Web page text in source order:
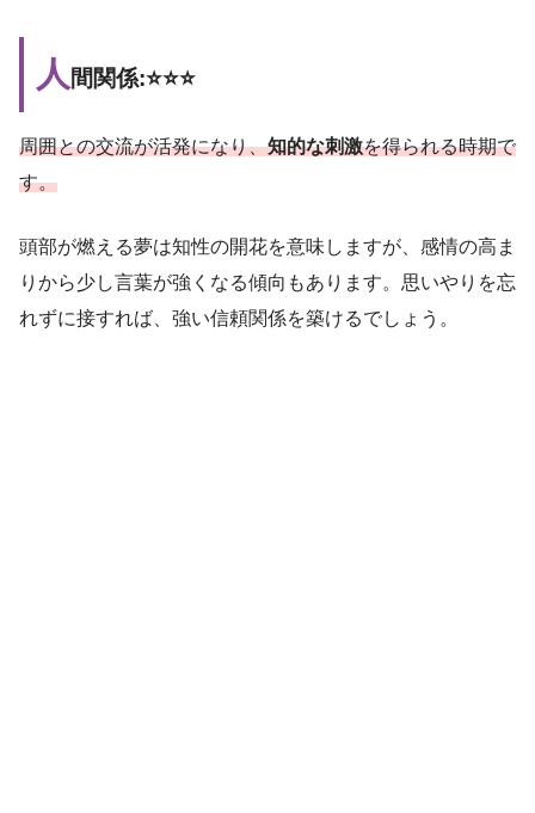
人 間関係:⭐️⭐️⭐️
周囲との交流が活発になり、知的な刺激を得られる時期で
す。
頭部が燃える夢は知性の開花を意味しますが、感情の高ま
りから少し言葉が強くなる傾向もあります。思いやりを忘
れずに接すれば、強い信頼関係を築けるでしょう。